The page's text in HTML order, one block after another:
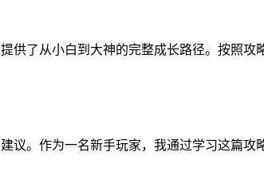
供了从小白到大神的完整成长路径。按照
。作为一名新手玩家，我通过学习这篇